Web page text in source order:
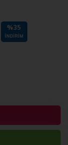
%35
İNDIRIM